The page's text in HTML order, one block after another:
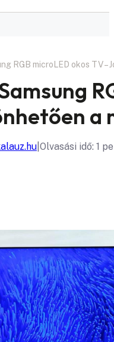
RGB microLED okos TV
a
Olvasási idő: 1